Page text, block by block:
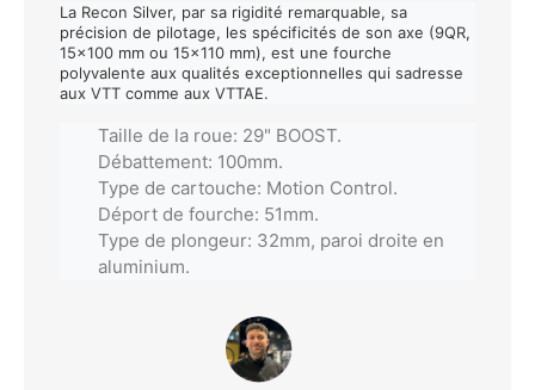
La Recon Silver, par sa rigidité remarquable, sa
précision de pilotage, les spécificités de son axe (9QR,
15x100 mm ou 15x110 mm), est une fourche
polyvalente aux qualités exceptionnelles qui sadresse
aux VTT comme aux VTTAE.
Taille de la roue: 29" BOOST.
Débattement: 100mm.
Type de cartouche: Motion Control.
Déport de fourche: 51mm.
Type de plongeur: 32mm, paroi droite en
aluminium.